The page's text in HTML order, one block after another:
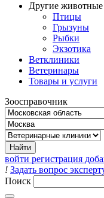
Другие животные
Птицы
Грызуны
Рыбки
Экзотика
Ветклиники
Ветеринары
Товары и услуги
Зоосправочник
войти регистрация
! Задать вопрос
Поиск